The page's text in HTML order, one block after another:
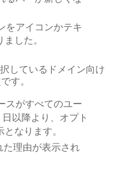
をアイコンかテキ
した。
しているドメイン向け
す。
スがすべてのユー
以降より、オプト
なります。
た理由が表示され